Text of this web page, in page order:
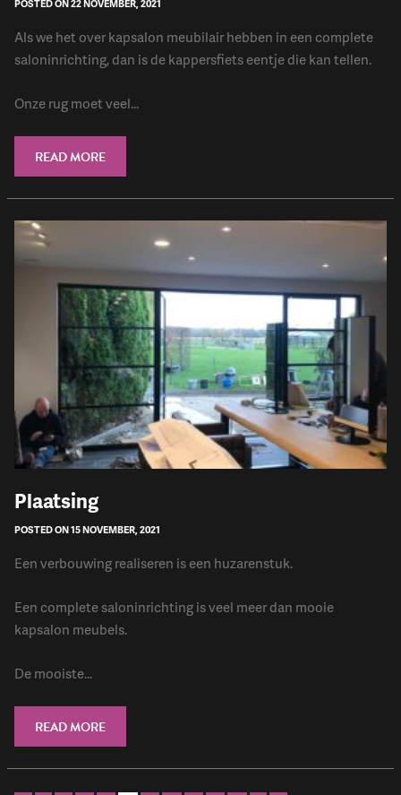
POSTED ON 22 NOVEMBER, 2021
Als we het over kapsalon meubilair hebben in een complete
saloninrichting, dan is de kappersfiets eentje die kan tellen.
Onze rug moet veel...
READ MORE
​Plaatsing
POSTED ON 15 NOVEMBER, 2021
Een verbouwing realiseren is een huzarenstuk.
Een complete saloninrichting is veel meer dan mooie
kapsalon meubels.
De mooiste...
READ MORE